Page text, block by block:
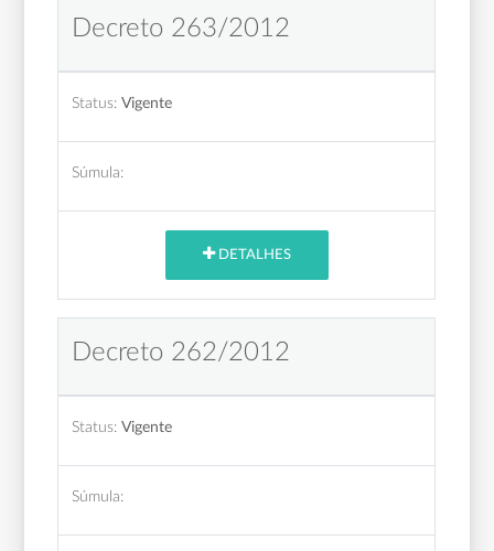
Decreto 263/2012
Status: Vigente
Súmula:
DETALHES
Decreto 262/2012
Status: Vigente
Súmula: